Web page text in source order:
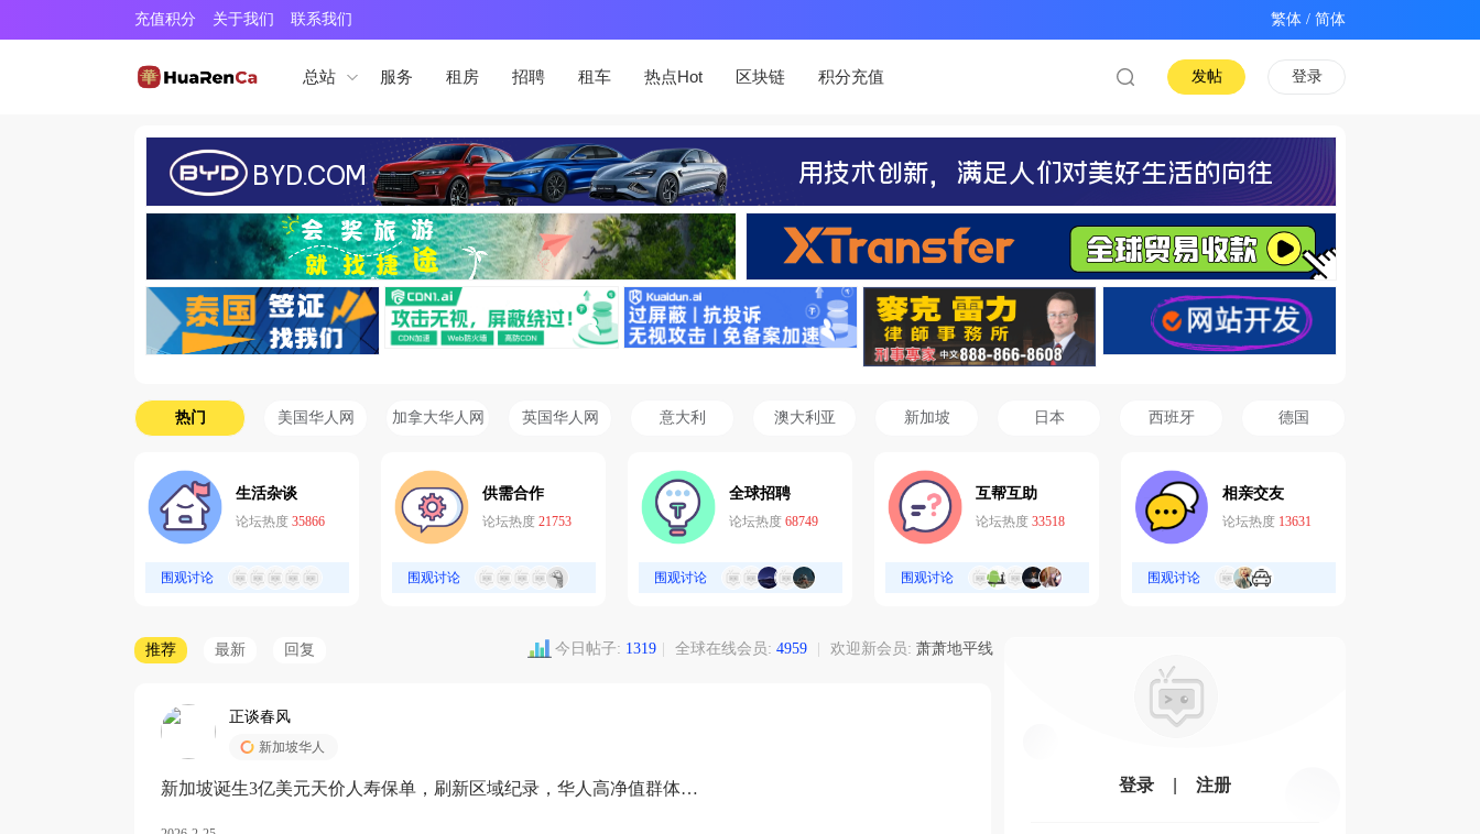
充值积分 关于我们 联系我们 /
总站 服务 租房 招聘 租车 热点Hot 区块链 积分充值 登录
发帖
热门 美国华人网 加拿大华人网 英国华人网 意大利 澳大利亚 新加坡 日本 西班牙 德国
生活杂谈
论坛热度 35866
围观讨论
供需合作
论坛热度 21753
围观讨论
全球招聘
论坛热度 68749
围观讨论
互帮互助
论坛热度 33518
围观讨论
相亲交友
论坛热度 13631
围观讨论
推荐 最新 回复 今日帖子: 1319 全球在线会员: 4959 欢迎新会员: 萧萧地平线
正谈春风
新加坡华人
新加坡诞生3亿美元天价人寿保单，刷新区域纪录，华人高净值群体成
登录 注册